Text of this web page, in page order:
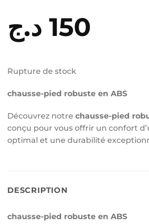
150 د.ج
Rupture de stock
chausse-pied robuste en ABS
Découvrez notre chausse-pied
conçu pour vous offrir un confort
optimal et une durabilité
DESCRIPTION
chausse-pied robuste en ABS